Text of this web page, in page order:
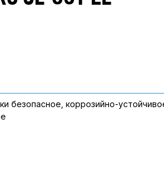
безопасное, коррозийно-